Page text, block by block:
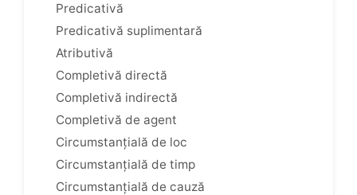
Predicativă
Predicativă suplimentară
Atributivă
Completivă directă
Completivă indirectă
Completivă de agent
Circumstanțială de loc
Circumstanțială de timp
Circumstanțială de cauză